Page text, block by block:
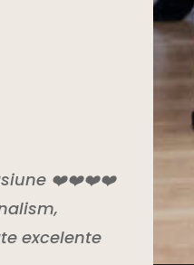
pasiune ❤️❤️❤️❤️
excelente